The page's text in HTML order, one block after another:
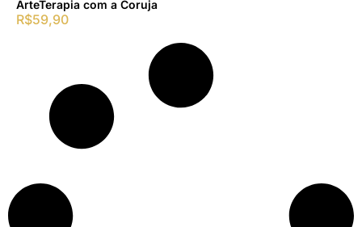
ArteTerapia com a Coruja
R$59,90